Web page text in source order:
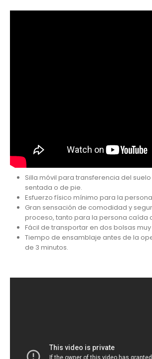
Silla móvil para transferencia del
sentada o de pie.
Esfuerzo físico mínimo para la
Gran sensación de comodidad y
proceso, tanto para la persona caída
Fácil de transportar en dos bolsas
Tiempo de ensamblaje antes de la
de 3 minutos.